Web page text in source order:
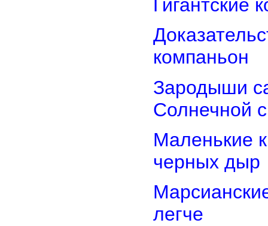
компаньон
Зародыши
Солнечной
Маленькие
черных дыр
легче